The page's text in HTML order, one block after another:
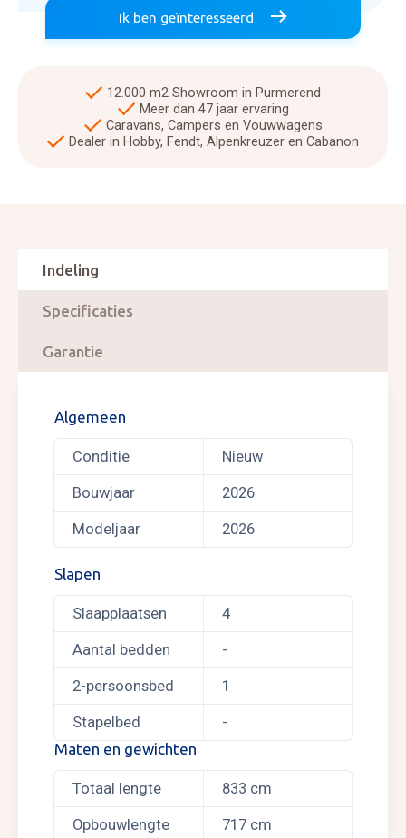
Ik ben geïnteresseerd
12.000 m2 Showroom in Purmerend
Meer dan 47 jaar ervaring
Caravans, Campers en Vouwwagens
Dealer in Hobby, Fendt, Alpenkreuzer en Cabanon
Indeling
Specificaties
Garantie
Algemeen
Conditie Nieuw
Bouwjaar 2026
Modeljaar 2026
Slapen
Slaapplaatsen 4
Aantal bedden -
2-persoonsbed 1
Stapelbed
-
Maten en gewichten
Totaal lengte 833 cm
Opbouwlengte 717 cm